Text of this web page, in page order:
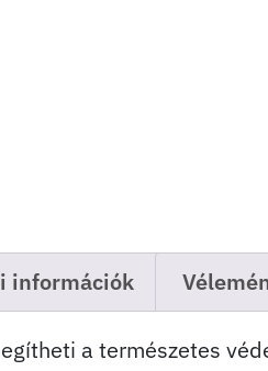
információk
a természetes